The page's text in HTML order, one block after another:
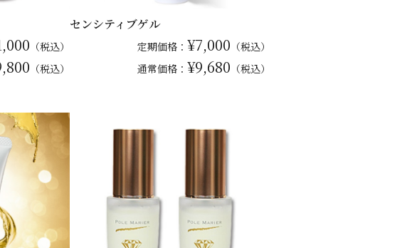
（税込）
（税込）
センシティブゲル
定期価格： ¥7,000 （税込）
通常価格： ¥9,680 （税込）